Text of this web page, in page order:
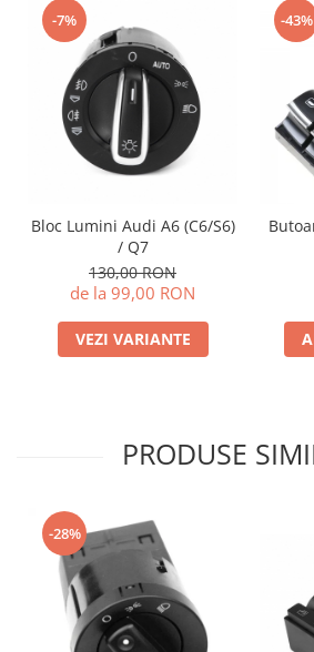
-7%
Bloc Lumini Audi A6 (C6/S6)
/ Q7
130,00 RON
de la 99,00 RON
VEZI VARIANTE
-43%
PRODUSE
-28%